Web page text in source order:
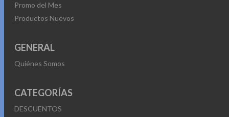
Promo del Mes
Productos Nuevos
GENERAL
Quiénes Somos
CATEGORÍAS
DESCUENTOS